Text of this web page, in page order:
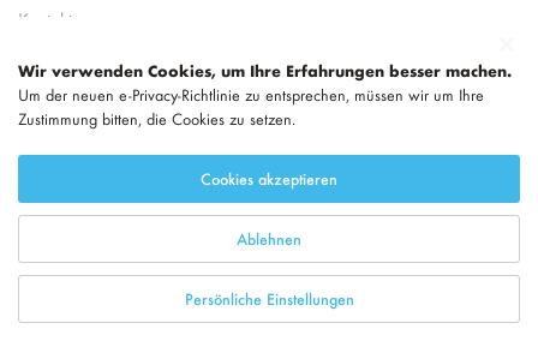
Kontakt
Nachhaltigkeit
Inspirierende Blogs
Geschäftlich
Bewertungen
Auszeichnungen & Kundenstimmen
Wir verwenden Cookies, um Ihre Erfahrungen besser machen.
Um der neuen e-Privacy-Richtlinie zu entsprechen, müssen wir um Ihre
Zustimmung bitten, die Cookies zu setzen.
Cookies akzeptieren
Ablehnen
Persönliche Einstellungen